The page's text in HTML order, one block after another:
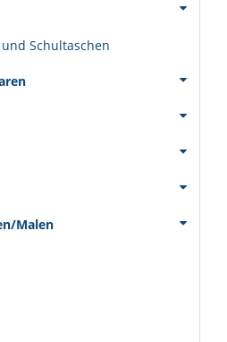
Schultaschen
Malen